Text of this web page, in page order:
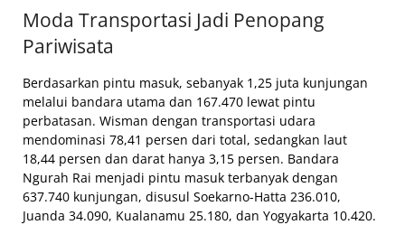
Moda Transportasi Jadi Penopang
Pariwisata
Berdasarkan pintu masuk, sebanyak 1,25 juta kunjungan
melalui bandara utama dan 167.470 lewat pintu
perbatasan. Wisman dengan transportasi udara
mendominasi 78,41 persen dari total, sedangkan laut
18,44 persen dan darat hanya 3,15 persen. Bandara
Ngurah Rai menjadi pintu masuk terbanyak dengan
637.740 kunjungan, disusul Soekarno-Hatta 236.010,
Juanda 34.090, Kualanamu 25.180, dan Yogyakarta 10.420.